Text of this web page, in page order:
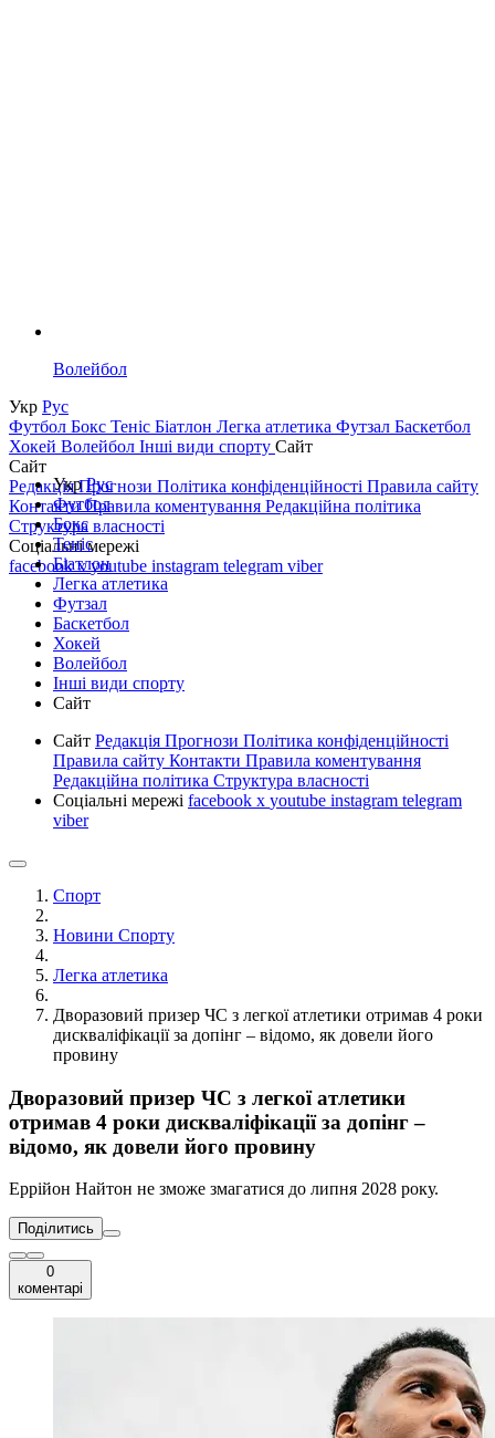
Волейбол
Укр Рус
Футбол Бокс Теніс Біатлон Легка атлетика Футзал Баскетбол
Хокей Волейбол Інші види спорту Сайт
Сайт
РедакціяПрогнози Політика конфіденційності Правила сайту
КонтактиПравила коментування Редакційна політика
Структура власності
Соціальні мережі
facebookxyoutube instagram telegram viber
УкрРус
Футбол
Бокс
Теніс
Біатлон
Легка атлетика
Футзал
Баскетбол
Хокей
Волейбол
Інші види спорту
Сайт
Сайт Редакція Прогнози Політика конфіденційності
Правила сайту Контакти Правила коментування
Редакційна політика Структура власності
Соціальні мережі facebook x youtube instagram telegram
viber
Спорт
Новини Спорту
Легка атлетика
Дворазовий призер ЧС з легкої атлетики отримав 4 роки
дискваліфікації за допінг – відомо, як довели його
провину
Дворазовий призер ЧС з легкої атлетики
отримав 4 роки дискваліфікації за допінг –
відомо, як довели його провину
Еррійон Найтон не зможе змагатися до липня 2028 року.
Поділитись
0
коментарі